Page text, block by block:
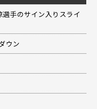
手のサイン入りスライ
ウン